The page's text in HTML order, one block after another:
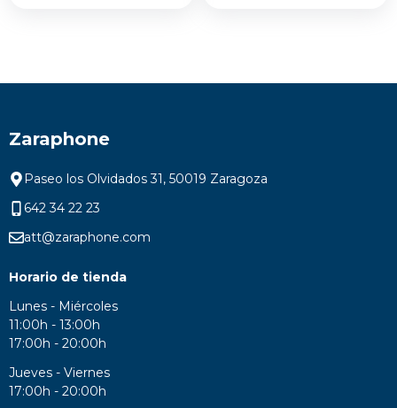
Zaraphone
Paseo los Olvidados 31, 50019 Zaragoza
642 34 22 23
att@zaraphone.com
Horario de tienda
Lunes - Miércoles
11:00h - 13:00h
17:00h - 20:00h
Jueves - Viernes
17:00h - 20:00h